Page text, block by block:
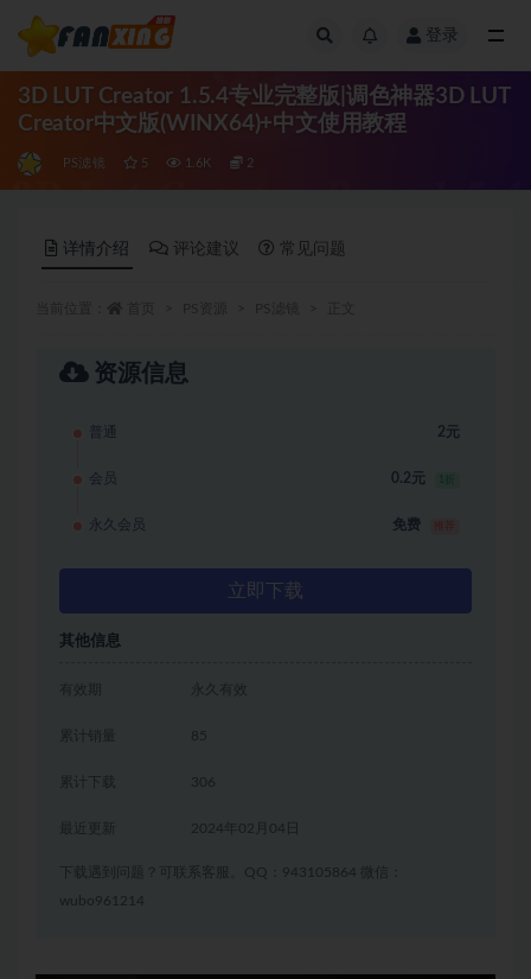
登录
3D LUT Creator 1.5.4专业完整版|调色神器3D LUT
Creator中文版(WINX64)+中文使用教程
PS滤镜 5 1.6K 2
详情介绍 评论建议 常见问题
资源信息
普通 2元
会员 0.2元 1折
永久会员 免费
立即下载
其他信息
有效期 永久有效
累计销量 85
累计下载 306
2024年02月04日
下载遇到问题？可联系客服。QQ：943105864 微信：
wubo961214